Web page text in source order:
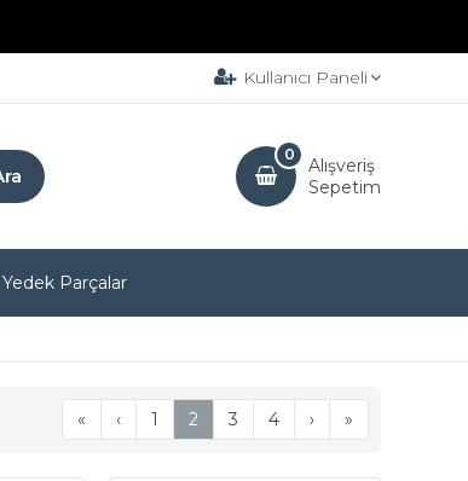
Kullanıcı Paneli
Alışveriş
Sepetim
0
Yedek Parçalar
« ‹ 1 2 3 4 › »